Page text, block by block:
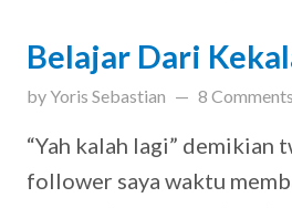
Belajar Dari
by Yoris Sebastian updated on
8 Comments
“Yah kalah lagi” demikian
follower saya waktu